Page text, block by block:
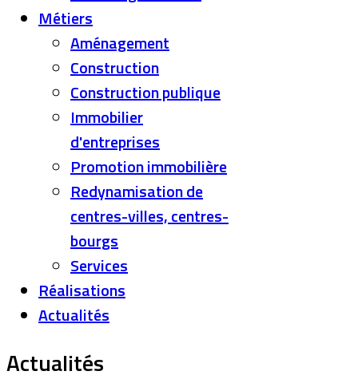
Métiers
Aménagement
Construction
Construction publique
Immobilier
d'entreprises
Promotion immobilière
Redynamisation de
centres-villes, centres-
bourgs
Services
Réalisations
Actualités
Actualités